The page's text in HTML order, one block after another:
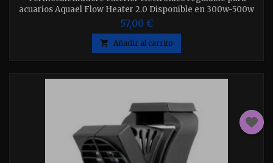
acuarios Aquael Flow Heater 2.0 Disponible en 300w-500w
elija el el que desee.
57,00 €
 Añadir al carrito